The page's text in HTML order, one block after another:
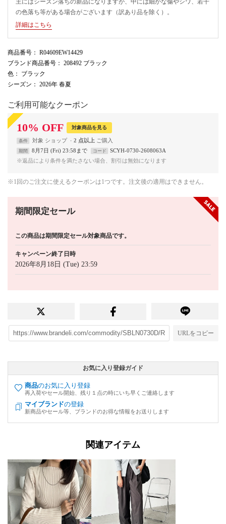
の色落ち等がある場合がございます（訳あり品を除く）。
詳細はこちら
商品番号 ： R04609EW14429
ブランド商品番号 ： 208492 ブラック
色 ： ブラック
シーズン ： 2026年 春夏
ご利用可能なクーポン
10% OFF 対象商品を見る
条件 対象 ショップ 2 点以上
期間 8月7日 (Fri) 23:58まで コード
SCYH-0730-2608063A
※返品により条件を満たさない場合、割引は無効になります
※1回のご注文に使えるクーポンは1つです。注文後の適用はできません。
期間限定セール
この商品は期間限定セール対象商品です。
キャンペーン終了日時
2026年8月18日 (Tue) 23:59
URLをコピー
お気に入り登録ガイド
商品のお気に入り登録
再入荷やセール開始、残り１点の時にいち早くご連絡します
マイブランドの登録
新商品やセール等、ブランドのお得な情報をお送りします
関連アイテム